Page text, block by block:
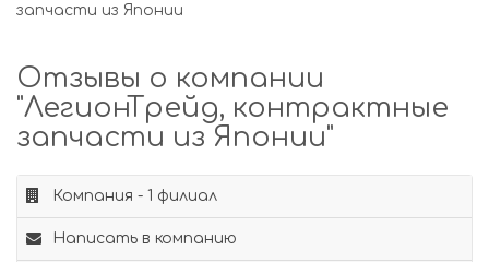
запчасти из Японии
Отзывы о компании
"ЛегионТрейд, контрактные
запчасти из Японии"
Компания - 1 филиал
Написать в компанию